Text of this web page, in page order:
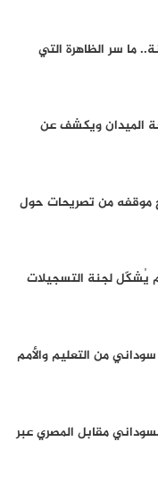
ما سر الظاهرة التي
الميدان ويكشف عن
موقفه من تصريحات حول
يُشكّل لجنة التسجيلات
طفل سوداني من التعليم والأمم
مقابل المصري عبر